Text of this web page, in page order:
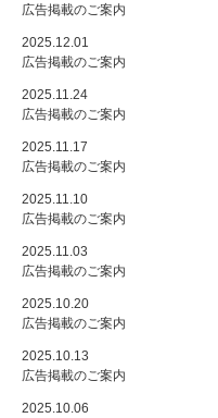
広告掲載のご案内
2025.12.01
広告掲載のご案内
2025.11.24
広告掲載のご案内
2025.11.17
広告掲載のご案内
2025.11.10
広告掲載のご案内
2025.11.03
広告掲載のご案内
2025.10.20
広告掲載のご案内
2025.10.13
広告掲載のご案内
2025.10.06